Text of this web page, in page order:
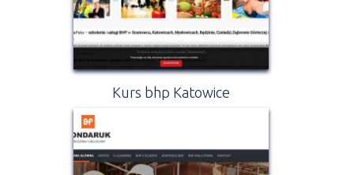
Kurs bhp Katowice